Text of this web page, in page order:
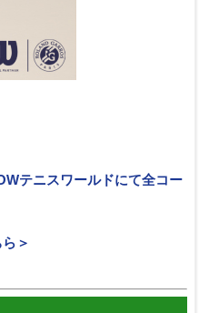
テニスワールドにて全コー
＞